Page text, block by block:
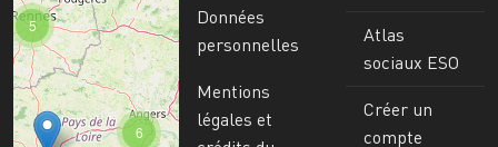
6
5
Données
personnelles
Mentions
légales et
Atlas
sociaux ESO
Créer un
compte